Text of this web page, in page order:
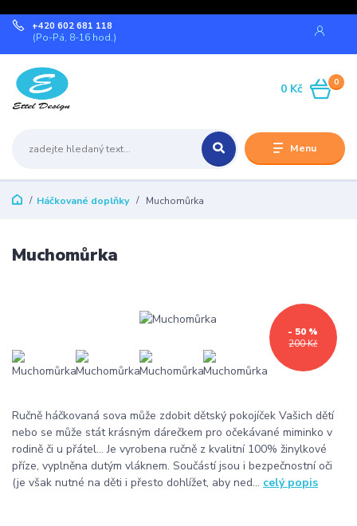
Menu
+420 602 681 118
(Po-Pá, 8-16 hod.)
0
0 Kč
Háčkované doplňky Muchomůrka
Muchomůrka
200 Kč
- 50 %
Ručně háčkovaná sova může zdobit dětský pokojíček Vašich dětí
nebo se může stát krásným dárečkem pro očekávané miminko v
rodině či u přátel... Je vyrobena ručně z kvalitní 100% žinylkové
příze, vyplněna dutým vláknem. Součástí jsou i bezpečnostní oči
(je však nutné na děti i přesto dohlížet, aby ned... celý popis